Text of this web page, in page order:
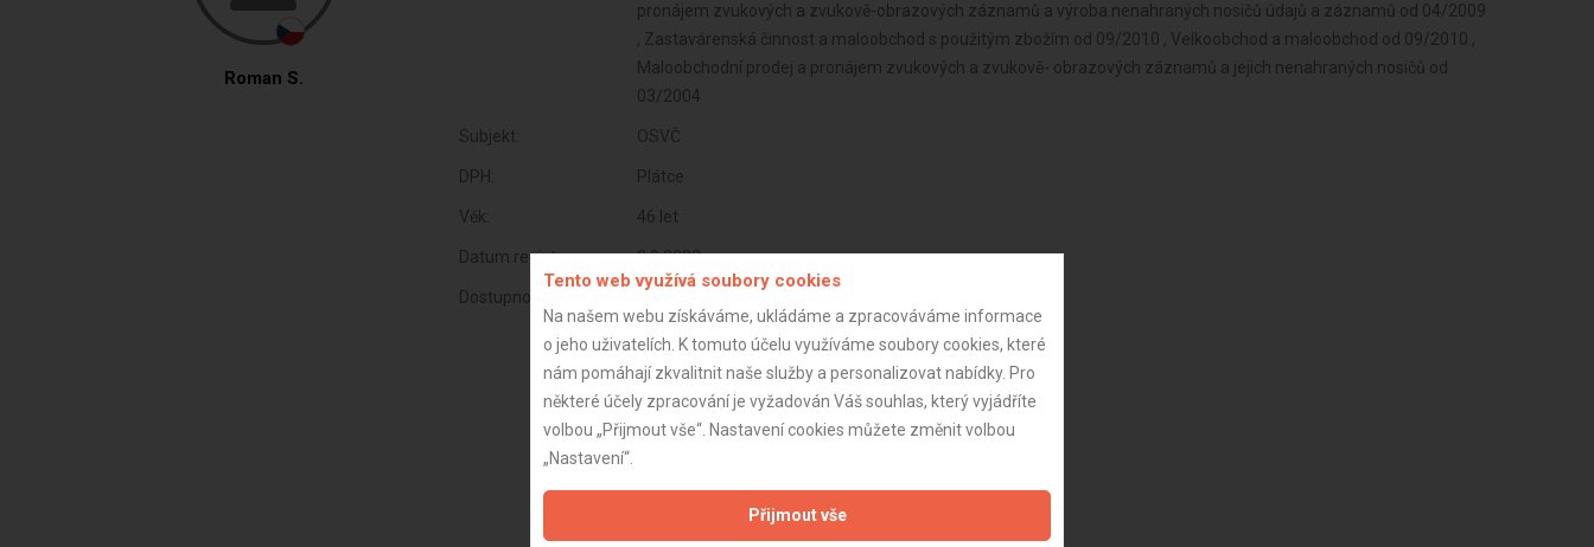
Roman S.
pronájem zvukových a zvukově-obrazových záznamů a výroba nenahraných nosičů údajů a záznamů od 04/2009
, Zastavárenská činnost a maloobchod s použitým zbožím od 09/2010 , Velkoobchod a maloobchod od 09/2010 ,
Maloobchodní prodej a pronájem zvukových a zvukově- obrazových záznamů a jejich nenahraných nosičů od
03/2004
Subjekt: OSVČ
DPH: Plátce
Věk: 46 let
Datum registrace: 8.9.2022
Dostupnost:
Tento web využívá soubory cookies
Na našem webu získáváme, ukládáme a zpracováváme informace
o jeho uživatelích. K tomuto účelu využíváme soubory cookies, které
nám pomáhají zkvalitnit naše služby a personalizovat nabídky. Pro
některé účely zpracování je vyžadován Váš souhlas, který vyjádříte
volbou „Přijmout vše“. Nastavení cookies můžete změnit volbou
„Nastavení“.
Přijmout vše